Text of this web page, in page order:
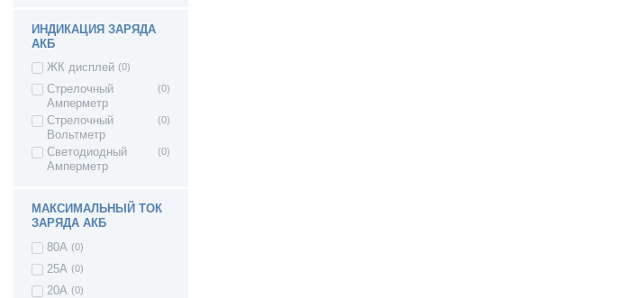
ИНДИКАЦИЯ ЗАРЯДА
АКБ
ЖК дисплей (0)
Стрелочный
Амперметр
(0)
Стрелочный
Вольтметр
(0)
Светодиодный
Амперметр
(0)
МАКСИМАЛЬНЫЙ ТОК
ЗАРЯДА АКБ
80А (0)
25А (0)
20А (0)